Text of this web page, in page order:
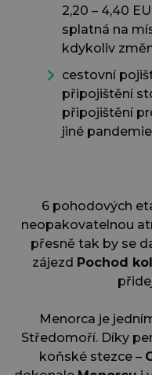
2,20 – 4,40
splatná na
kdykoliv
cestovní
připojištění
připojištění
jiné pandemie
6 pohodových
neopakovatelnou
přesně tak by se
zájezd Pochod
Menorca je
Středomoří. Díky
koňské stezce –